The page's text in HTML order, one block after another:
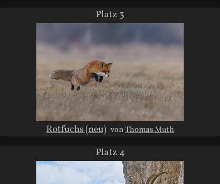
Platz 3
Rotfuchs (neu) vonThomas Muth
Platz 4